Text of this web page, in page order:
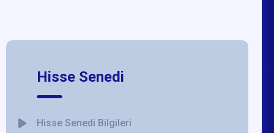
Hisse Senedi
Hisse Senedi Bilgileri